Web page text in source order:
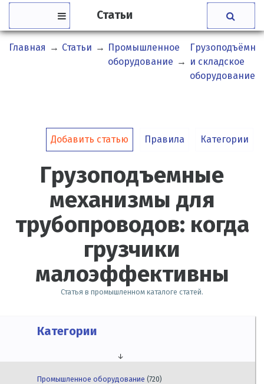
Статьи
Главная → Статьи → Промышленное
оборудование → и складское
оборудование
Добавить статью Правила Категории
Грузоподъемные
механизмы для
трубопроводов: когда
грузчики
малоэффективны
Статья в промышленном каталоге статей.
Категории
↓
Промышленное оборудование(720)